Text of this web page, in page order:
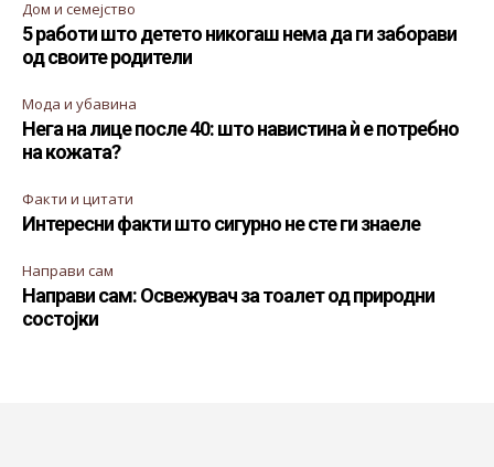
Дом и семејство
5 работи што детето никогаш нема да ги заборави
од своите родители
Мода и убавина
Нега на лице после 40: што навистина ѝ е потребно
на кожата?
Факти и цитати
Интересни факти што сигурно не сте ги знаеле
Направи сам
Направи сам: Освежувач за тоалет од природни
состојки